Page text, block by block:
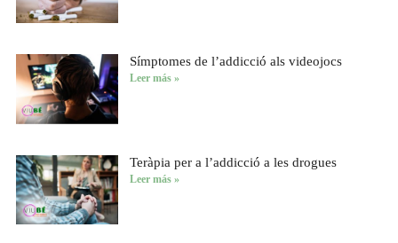
Símptomes de l’addicció als videojocs
Leer más »
Teràpia per a l’addicció a les drogues
Leer más »